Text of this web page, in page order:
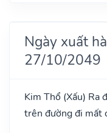
Ngày xuất
27/10/2049
Kim Thổ (Xấu) Ra
trên đường đi mất